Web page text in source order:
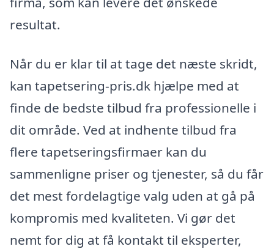
resultat.
Når du er klar til at tage det næste skridt,
kan tapetsering-pris.dk hjælpe med at
finde de bedste tilbud fra professionelle i
dit område. Ved at indhente tilbud fra
flere tapetseringsfirmaer kan du
sammenligne priser og tjenester, så du får
det mest fordelagtige valg uden at gå på
kompromis med kvaliteten. Vi gør det
nemt for dig at få kontakt til eksperter,